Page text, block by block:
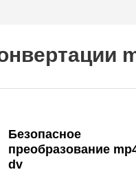
Безопасное
преобразование
dv